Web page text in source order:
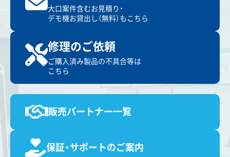
大口案件含むお見積り・
デモ機お貸出し（無料）もこちら
修理のご依頼
ご購入済み製品の不具合等は
こちら
販売パートナー一覧
保証・サポートのご案内